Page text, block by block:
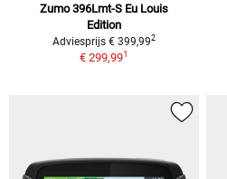
Zumo 396Lmt-S Eu Louis
Edition
Adviesprijs € 399,992
€ 299,991